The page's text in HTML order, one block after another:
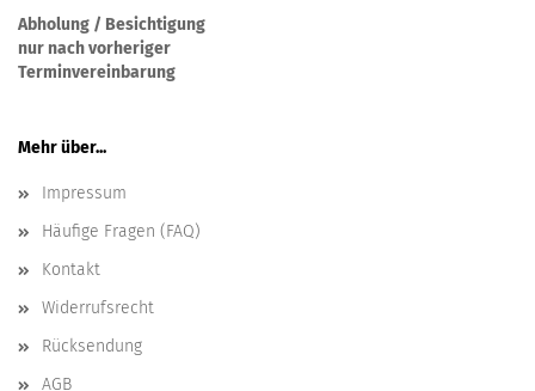
Abholung / Besichtigung
nur nach vorheriger
Terminvereinbarung
Mehr über...
Impressum
Häufige Fragen (FAQ)
Kontakt
Widerrufsrecht
Rücksendung
AGB